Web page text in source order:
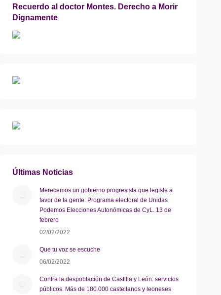
Recuerdo al doctor Montes. Derecho a Morir
Dignamente
Últimas Noticias
Merecemos un gobierno progresista que legisle a
favor de la gente: Programa electoral de Unidas
Podemos Elecciones Autonómicas de CyL. 13 de
febrero
02/02/2022
Que tu voz se escuche
06/02/2022
Contra la despoblación de Castilla y León: servicios
públicos. Más de 180.000 castellanos y leoneses